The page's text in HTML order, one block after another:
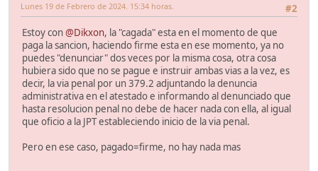
#2
Lunes 19 de Febrero de 2024. 15:34 horas.
Estoy con@Dikxon, la "cagada" esta en el momento de que
paga la sancion, haciendo firme esta en ese momento, ya no
puedes "denunciar" dos veces por la misma cosa, otra cosa
hubiera sido que no se pague e instruir ambas vias a la vez, es
decir, la via penal por un 379.2 adjuntando la denuncia
administrativa en el atestado e informando al denunciado que
hasta resolucion penal no debe de hacer nada con ella, al igual
que oficio a la JPT estableciendo inicio de la via penal.
Pero en ese caso, pagado=firme, no hay nada mas